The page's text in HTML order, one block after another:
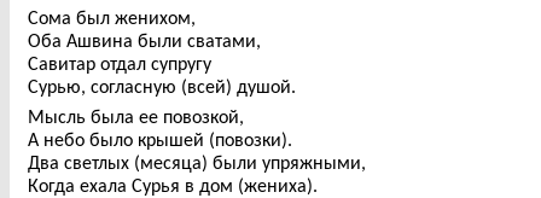
Сома был женихом,
Оба Ашвина были сватами,
Савитар отдал супругу
Сурью, согласную (всей) душой.
Мысль была ее повозкой,
А небо было крышей (повозки).
Два светлых (месяца) были упряжными,
Когда ехала Сурья в дом (жениха).